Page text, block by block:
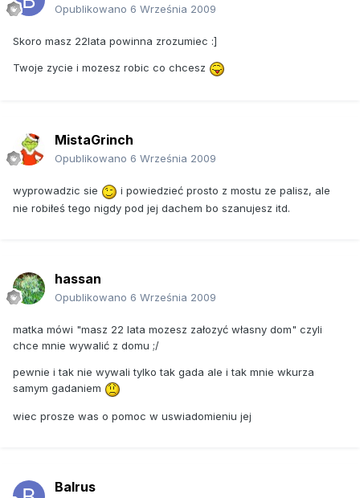
Opublikowano 6 Września 2009
Skoro masz 22lata powinna zrozumiec :]
Twoje zycie i mozesz robic co chcesz
MistaGrinch
Opublikowano 6 Września 2009
wyprowadzic sie
i powiedzieć prosto z mostu ze palisz, ale
nie robiłeś tego nigdy pod jej dachem bo szanujesz itd.
hassan
Opublikowano 6 Września 2009
matka mówi "masz 22 lata mozesz załozyć własny dom" czyli
chce mnie wywalić z domu ;/
pewnie i tak nie wywali tylko tak gada ale i tak mnie wkurza
samym gadaniem
wiec prosze was o pomoc w uswiadomieniu jej
Balrus